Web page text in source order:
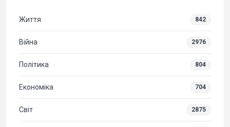
Життя 842
Війна 2976
Політика 804
Економіка 704
Світ 2875